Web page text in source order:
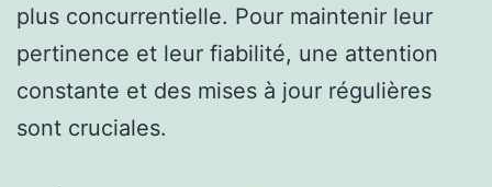
plus concurrentielle. Pour maintenir leur
pertinence et leur fiabilité, une attention
constante et des mises à jour régulières
sont cruciales.